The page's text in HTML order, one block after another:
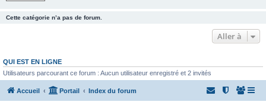
Cette catégorie n’a pas de forum.
Aller à
QUI EST EN LIGNE
Utilisateurs parcourant ce forum : Aucun utilisateur enregistré et 2 invités
Accueil Portail Index du forum